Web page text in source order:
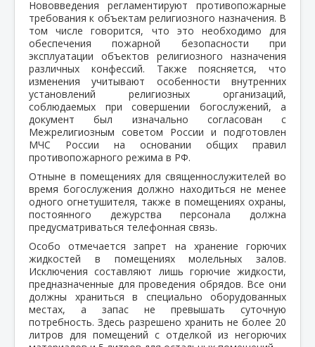
Нововведения регламентируют противопожарные
требования к объектам религиозного назначения. В
том числе говорится, что это необходимо для
обеспечения пожарной безопасности при
эксплуатации объектов религиозного назначения
различных конфессий. Также поясняется, что
изменения учитывают особенности внутренних
установлений религиозных организаций,
соблюдаемых при совершении богослужений, а
документ был изначально согласован с
Межрелигиозным советом России и подготовлен
МЧС России на основании общих правил
противопожарного режима в РФ.
Отныне в помещениях для священнослужителей во
время богослужения должно находиться не менее
одного огнетушителя, также в помещениях охраны,
постоянного дежурства персонала должна
предусматриваться телефонная связь.
Особо отмечается запрет на хранение горючих
жидкостей в помещениях молельных залов.
Исключения составляют лишь горючие жидкости,
предназначенные для проведения обрядов. Все они
должны храниться в специально оборудованных
местах, а запас не превышать суточную
потребность. Здесь разрешено хранить не более 20
литров для помещений с отделкой из негорючих